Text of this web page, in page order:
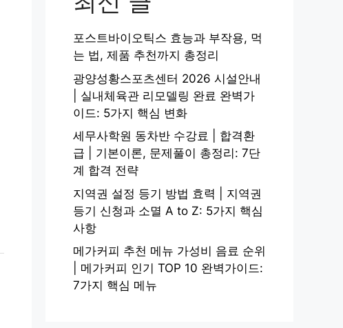
포스트바이오틱스 효능과 부작용, 먹
는 법, 제품 추천까지 총정리
광양성황스포츠센터 2026 시설안내
| 실내체육관 리모델링 완료 완벽가
이드: 5가지 핵심 변화
세무사학원 동차반 수강료 | 합격환
급 | 기본이론, 문제풀이 총정리: 7단
계 합격 전략
지역권 설정 등기 방법 효력 | 지역권
등기 신청과 소멸 A to Z: 5가지 핵심
사항
메가커피 추천 메뉴 가성비 음료 순위
| 메가커피 인기 TOP 10 완벽가이드:
7가지 핵심 메뉴